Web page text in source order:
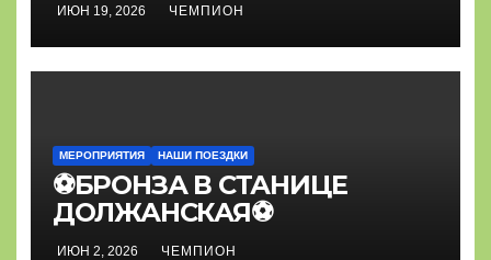
ИЮН 19, 2026 ЧЕМПИОН
МЕРОПРИЯТИЯ НАШИ ПОЕЗДКИ
⚽БРОНЗА В СТАНИЦЕ
ДОЛЖАНСКАЯ⚽
ИЮН 2, 2026 ЧЕМПИОН